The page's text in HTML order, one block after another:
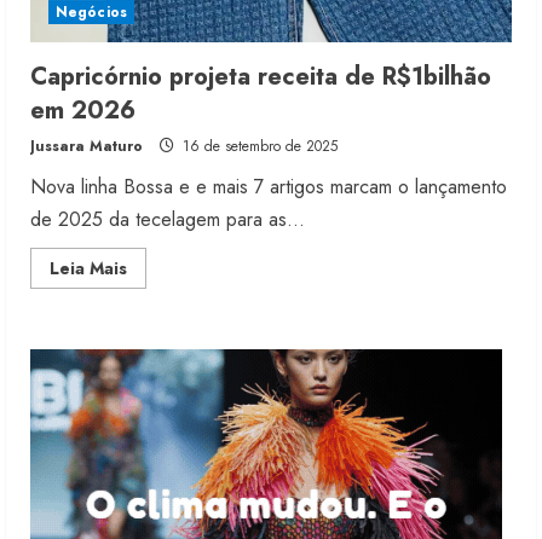
Negócios
Capricórnio projeta receita de R$1bilhão
em 2026
Jussara Maturo 16 de setembro de 2025
Nova linha Bossa e e mais 7 artigos marcam o lançamento
de 2025 da tecelagem para as...
Leia MaisRead
more
receita
de
R$1bilhão
em
2026
Renata Caixeta assume Movimento
5 de agosto de 2026
4
Projeto testa passaporte digital na
moda nacional
4 de agosto de 2026